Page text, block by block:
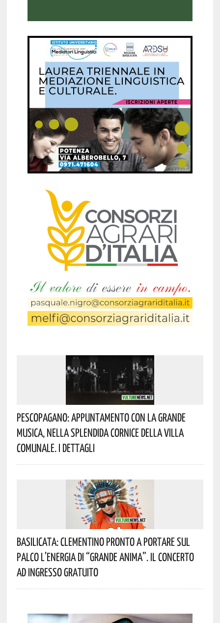
Pescopagano: Appuntamento Con La Grande
Musica, Nella Splendida Cornice Della Villa
Comunale. I Dettagli
Basilicata: Clementino Pronto A Portare Sul
Palco L’energia Di “Grande Anima”. Il Concerto
Ad Ingresso Gratuito